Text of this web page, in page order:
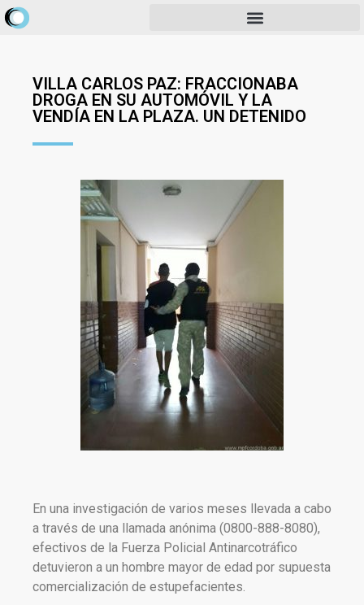
VILLA CARLOS PAZ: FRACCIONABA
DROGA EN SU AUTOMÓVIL Y LA
VENDÍA EN LA PLAZA. UN DETENIDO
En una investigación de varios meses llevada a cabo
a través de una llamada anónima (0800-888-8080),
efectivos de la Fuerza Policial Antinarcotráfico
detuvieron a un hombre mayor de edad por supuesta
comercialización de estupefacientes.